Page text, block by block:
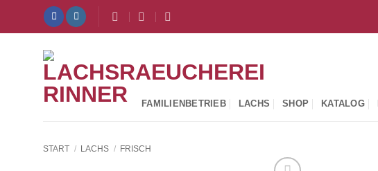
FAMILIENBETRIEB LACHS SHOP KATALOG
START / LACHS / FRISCH